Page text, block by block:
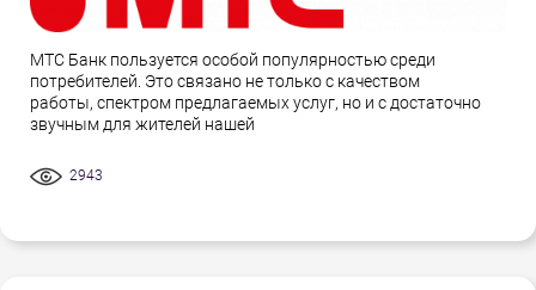
МТС Банк пользуется особой популярностью среди
потребителей. Это связано не только с качеством
работы, спектром предлагаемых услуг, но и с достаточно
звучным для жителей нашей
2943